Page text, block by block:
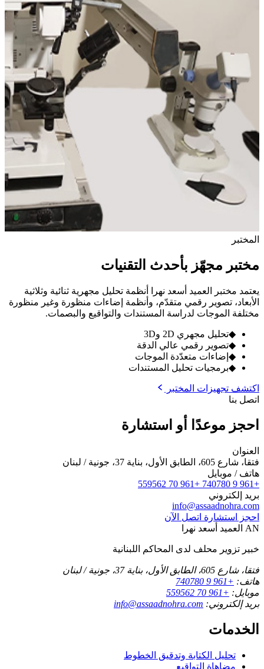
المختبر
مختبر مجهّز بأحدث التقنيات
يعتمد مختبر العميد أسعد نهرا أنظمة تحليل مجهرية ثنائية وثلاثية
الأبعاد، تصوير رقمي متقدّم، وأنظمة إضاءات منظورة وغير منظورة
مختلفة الموجات لدراسة المستندات والتواقيع والبصمات.
◆تحليل مجهري 2D و3D
◆تصوير رقمي عالي الدقة
◆ إضاءات متعدّدة الموجات
◆برمجيات تحليل المستندات
اكتشف تجهيزات المختبر
اتصل بنا
احجز موعدًا أو استشارة
العنوان
فتقا، شارع 605، الطابق الأول، بناية 37، جونية / لبنان
هاتف / موبايل
+961 9 740780
+961 70 559562
بريد إلكتروني
info@assaadnohra.com
احجز استشارة اتصل الآن
AN العميد أسعد نهرا
خبير تزوير محلف لدى المحاكم اللبنانية
فتقا، شارع 605، الطابق الأول، بناية 37، جونية / لبنان
هاتف: +961 9 740780
موبايل: +961 70 559562
بريد إلكتروني: info@assaadnohra.com
الخدمات
تحليل الكتابة وتدقيق الخطوط
مضاهاة التواقيع